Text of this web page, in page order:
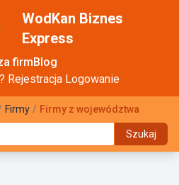
WodKan Biznes
Express
firmBlog
Rejestracja Logowanie
Firmy / Firmy z województwa
Szukaj